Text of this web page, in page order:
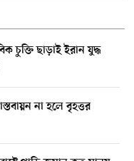
চুক্তি ছাড়াই ইরান যুদ্ধ
না হলে বৃহত্তর